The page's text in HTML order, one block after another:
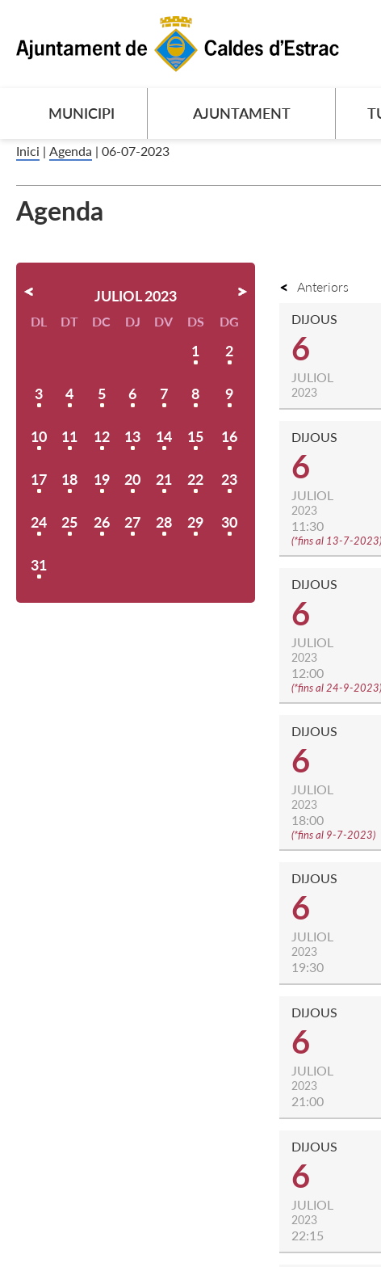
MUNICIPI AJUNTAMENT
Inici | Agenda | 06-07-2023
Agenda
JULIOL 2023
DL DT DC DJ DV DS DG
1 2
3 4 5 6 7 8 9
10 11 12 13 14 15 16
17 18 19 20 21 22 23
24 25 26 27 28 29 30
31
Anteriors
DIJOUS
6
JULIOL
2023
DIJOUS
6
JULIOL
2023
11:30
(*fins al 13-7-2023)
DIJOUS
6
JULIOL
2023
12:00
(*fins al 24-9-2023)
DIJOUS
6
JULIOL
2023
18:00
(*fins al 9-7-2023)
DIJOUS
6
JULIOL
2023
19:30
DIJOUS
6
JULIOL
2023
21:00
DIJOUS
6
JULIOL
2023
22:15